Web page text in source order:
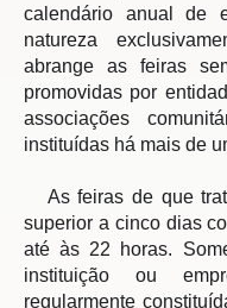
calendário anual de
natureza
abrange as feiras
promovidas por
associações
instituídas há mais de
superior a cinco dias
até às 22 horas.
instituição ou
regularmente